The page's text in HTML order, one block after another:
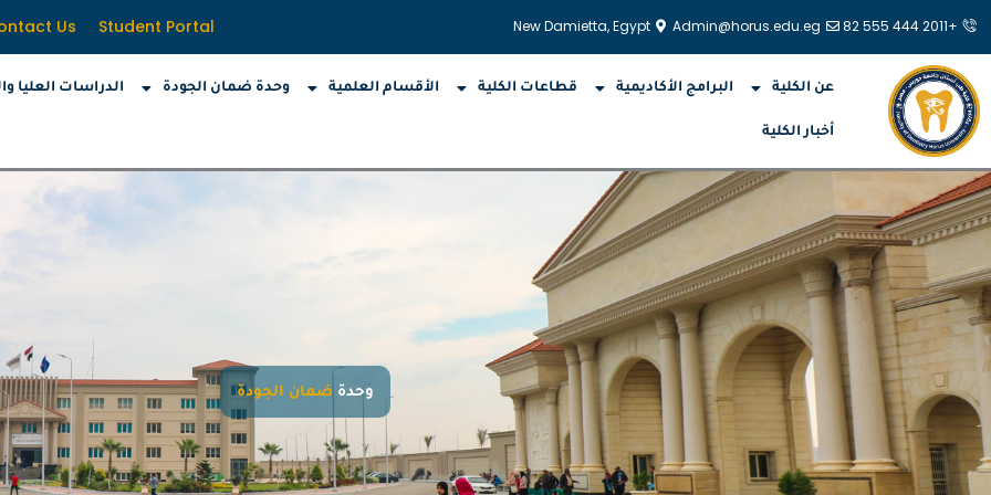
إلى
المحتوى
+2011 444 555 82
Admin@horus.edu.eg
New Damietta, Egypt
Student Portal
Us
عن الكلية البرامج الأكاديمية قطاعات الكلية الأقسام العلمية وحدة ضمان الجودة الدراسات العليا
أخبار الكلية
وحدة ضمان الجودة